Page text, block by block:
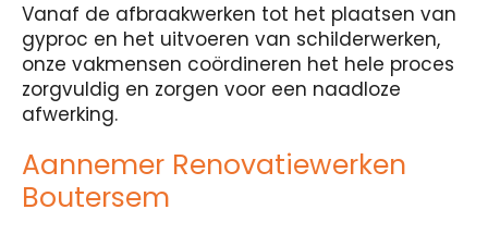
Vanaf de afbraakwerken tot het plaatsen van
gyproc en het uitvoeren van schilderwerken,
onze vakmensen coördineren het hele proces
zorgvuldig en zorgen voor een naadloze
afwerking.
Aannemer Renovatiewerken
Boutersem